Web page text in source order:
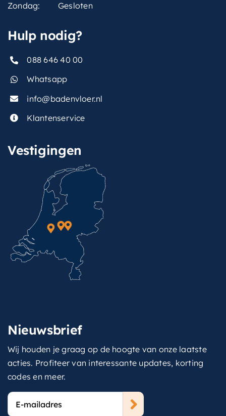
Zondag:
Gesloten
Hulp nodig?
088 646 40 00
Whatsapp
info@badenvloer.nl
Klantenservice
Vestigingen
Nieuwsbrief
Wij houden je graag op de hoogte van onze laatste
acties. Profiteer van interessante updates, korting
codes en meer.
E-
mailadres